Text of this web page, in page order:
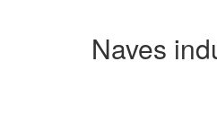
Naves